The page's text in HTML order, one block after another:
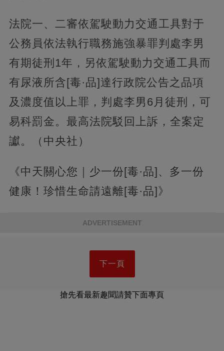
法院一、二審依駕駛動力交通工具對于
公務員依法執行職務施強暴罪判處李男
有期徒刑1年，另依駕駛動力交通工具而
有尿液所含[毒·品]達行政院公告之品項
及濃度值以上罪，判處李男6月徒刑，可
易科罰金。最高法院駁回上訴，全案定
讞。（中央社）
《中天關心您｜少一份[毒·品]、多一份
健康！珍惜生命請遠離[毒·品]》
ADVERTISEMENT
下一頁
搶先看最新趣聞請贊下面專頁